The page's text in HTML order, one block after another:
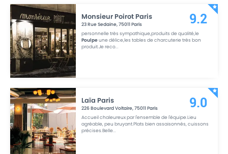
Monsieur Poirot Paris
23 Rue Sedaine,75011Paris
personnelle très sympathique,produits de qualité,le
Poulpeune délice,les tables de charcuterie très bon
produit.Je reco...
9.2
Laïa Paris
226 Boulevard Voltaire,75011Paris
Accueil chaleureux par l'ensemble de l'équipe.Lieu
agréable, peu bruyant.Plats bien assaisonnés, cuissons
précises.Belle...
9.0